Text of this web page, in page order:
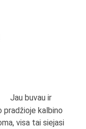
Jau buvau ir
pradžioje kalbino
visa tai siejasi